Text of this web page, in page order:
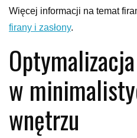
Więcej informacji na temat
firany i zasłony.
w
wnętrzu